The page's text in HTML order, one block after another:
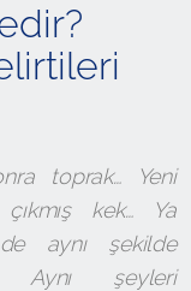
toprak… Yeni
kek… Ya
de aynı şekilde
Aynı şeyleri